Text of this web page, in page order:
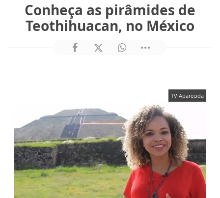
Conheça as pirâmides de
Teothihuacan, no México
TV Aparecida